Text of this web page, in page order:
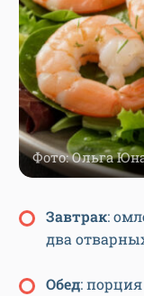
Фото: Ольга
Завтрак:
два
Обед: